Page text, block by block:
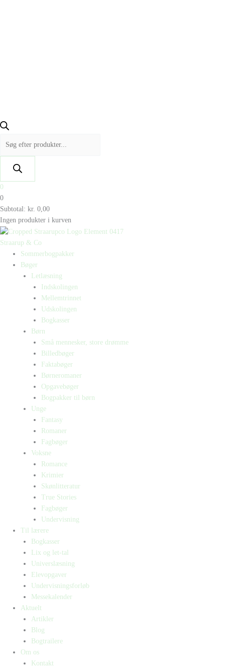
0
0
Subtotal: kr. 0,00
Ingen produkter i kurven
Straarup & Co
Sommerbogpakker
Bøger
Letlæsning
Indskolingen
Mellemtrinnet
Udskolingen
Bogkasser
Børn
Små mennesker, store drømme
Billedbøger
Faktabøger
Børneromaner
Opgavebøger
Bogpakker til børn
Unge
Fantasy
Romaner
Fagbøger
Voksne
Romance
Krimier
Skønlitteratur
True Stories
Fagbøger
Undervisning
Til lærere
Bogkasser
Lix og let-tal
Universlæsning
Elevopgaver
Undervisningsforløb
Messekalender
Aktuelt
Artikler
Blog
Bogtrailere
Om os
Kontakt